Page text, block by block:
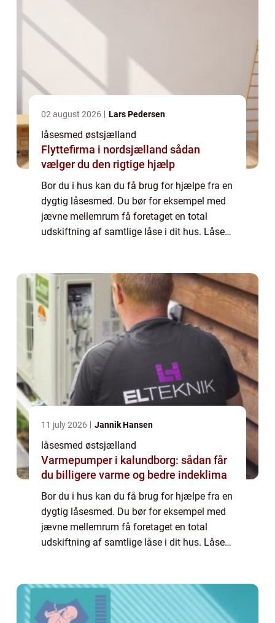
02 august 2026 Lars Pedersen
låsesmed østsjælland
Flyttefirma i nordsjælland sådan
vælger du den rigtige hjælp
Bor du i hus kan du få brug for hjælpe fra en
dygtig låsesmed. Du bør for eksempel med
jævne mellemrum få foretaget en total
udskiftning af samtlige låse i dit hus. Låse
11 july 2026 Jannik Hansen
låsesmed østsjælland
Varmepumper i kalundborg: sådan får
du billigere varme og bedre indeklima
Bor du i hus kan du få brug for hjælpe fra en
dygtig låsesmed. Du bør for eksempel med
jævne mellemrum få foretaget en total
udskiftning af samtlige låse i dit hus. Låse